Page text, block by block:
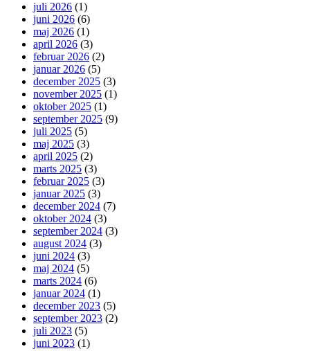
juli 2026 (1)
juni 2026 (6)
maj 2026 (1)
april 2026 (3)
februar 2026 (2)
januar 2026 (5)
december 2025 (3)
november 2025 (1)
oktober 2025 (1)
september 2025 (9)
juli 2025 (5)
maj 2025 (3)
april 2025 (2)
marts 2025 (3)
februar 2025 (3)
januar 2025 (3)
december 2024 (7)
oktober 2024 (3)
september 2024 (3)
august 2024 (3)
juni 2024 (3)
maj 2024 (5)
marts 2024 (6)
januar 2024 (1)
december 2023 (5)
september 2023 (2)
juli 2023 (5)
juni 2023 (1)